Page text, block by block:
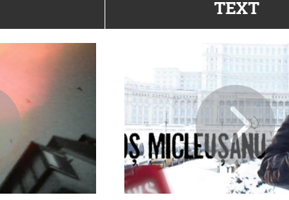
poloneze la București
All Stars For
Outernational
TEXT